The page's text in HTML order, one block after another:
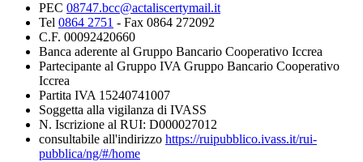
PEC 08747.bcc@actaliscertymail.it
Tel 0864 2751 - Fax 0864 272092
C.F. 00092420660
Banca aderente al Gruppo Bancario Cooperativo Iccrea
Partecipante al Gruppo IVA Gruppo Bancario Cooperativo
Iccrea
Partita IVA 15240741007
Soggetta alla vigilanza di IVASS
N. Iscrizione al RUI: D000027012
consultabile all'indirizzo https://ruipubblico.ivass.it/rui-
pubblica/ng/#/home